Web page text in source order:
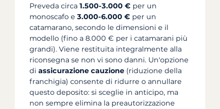
Preveda circa 1.500-3.000 € per un
monoscafo e 3.000-6.000 € per un
catamarano, secondo le dimensioni e il
modello (fino a 8.000 € per i catamarani più
grandi). Viene restituita integralmente alla
riconsegna se non vi sono danni. Un'opzione
di assicurazione cauzione (riduzione della
franchigia) consente di ridurre o annullare
questo deposito: si sceglie in anticipo, ma
non sempre elimina la preautorizzazione